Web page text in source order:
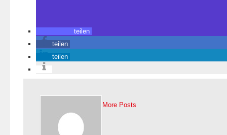
teilen
teilen
teilen
More Posts